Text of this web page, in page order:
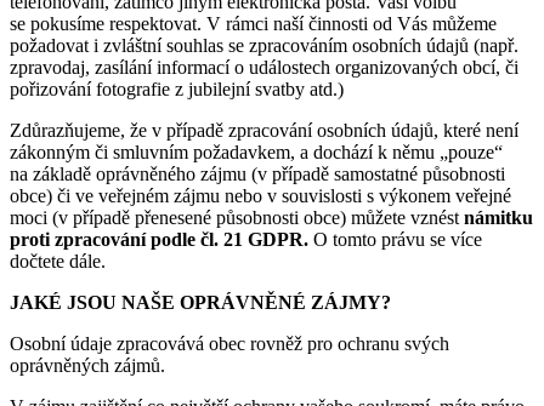
se pokusíme respektovat. V rámci naší činnosti od Vás můžeme
požadovat i zvláštní souhlas se zpracováním osobních údajů (např.
zpravodaj, zasílání informací o událostech organizovaných obcí, či
pořizování fotografie z jubilejní svatby atd.)
Zdůrazňujeme, že v případě zpracování osobních údajů, které není
zákonným či smluvním požadavkem, a dochází k němu „pouze“
na základě oprávněného zájmu (v případě samostatné působnosti
obce) či ve veřejném zájmu nebo v souvislosti s výkonem veřejné
moci (v případě přenesené působnosti obce) můžete vznést námitku
proti zpracování podle čl. 21 GDPR. O tomto právu se více
dočtete dále.
JAKÉ JSOU NAŠE OPRÁVNĚNÉ ZÁJMY?
Osobní údaje zpracovává obec rovněž pro ochranu svých
oprávněných zájmů.